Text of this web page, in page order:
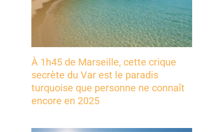
À 1h45 de Marseille, cette crique
secrète du Var est le paradis
turquoise que personne ne connaît
encore en 2025